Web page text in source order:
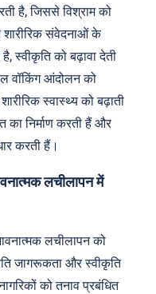
है, जिससे विश्राम को
शारीरिक संवेदनाओं के
स्वीकृति को बढ़ावा देती
वॉकिंग आंदोलन को
स्वास्थ्य को बढ़ाती
का निर्माण करती हैं और
करती हैं।
लचीलापन में
लचीलापन को
जागरूकता और स्वीकृति
को तनाव प्रबंधित